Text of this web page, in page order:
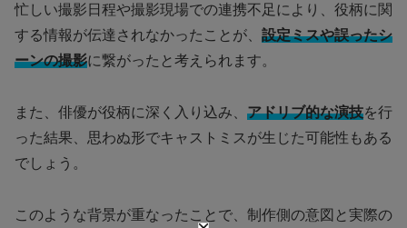
忙しい撮影日程や撮影現場での連携不足により、役柄に関
する情報が伝達されなかったことが、 設定ミスや誤ったシ
ーンの撮影に繋がったと考えられます。
また、俳優が役柄に深く入り込み、 アドリブ的な演技を行
った結果、思わぬ形でキャストミスが生じた可能性もある
でしょう。
このような背景が重なったことで、制作側の意図と実際の